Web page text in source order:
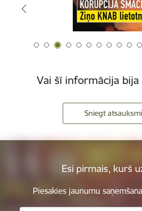
Vai šī informācija bija
Sniegt atsauksmi
Esi pirmais, kurš
Piesakies jaunumu